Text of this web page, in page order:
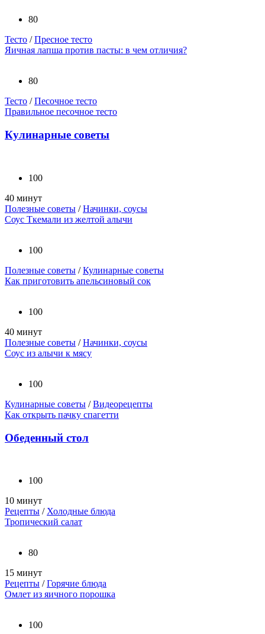
80
Тесто /Пресное тесто
Яичная лапша против пасты: в чем отличия?
80
Тесто /Песочное тесто
Правильное песочное тесто
Кулинарные советы
100
40 минут
Полезные советы /Начинки, соусы
Соус Ткемали из желтой алычи
100
Полезные советы /Кулинарные советы
Как приготовить апельсиновый сок
100
40 минут
Полезные советы /Начинки, соусы
Соус из алычи к мясу
100
Кулинарные советы /Видеорецепты
Как открыть пачку спагетти
Обеденный стол
100
10 минут
Рецепты / Холодные блюда
Тропический салат
80
15 минут
Рецепты /Горячие блюда
Омлет из яичного порошка
100